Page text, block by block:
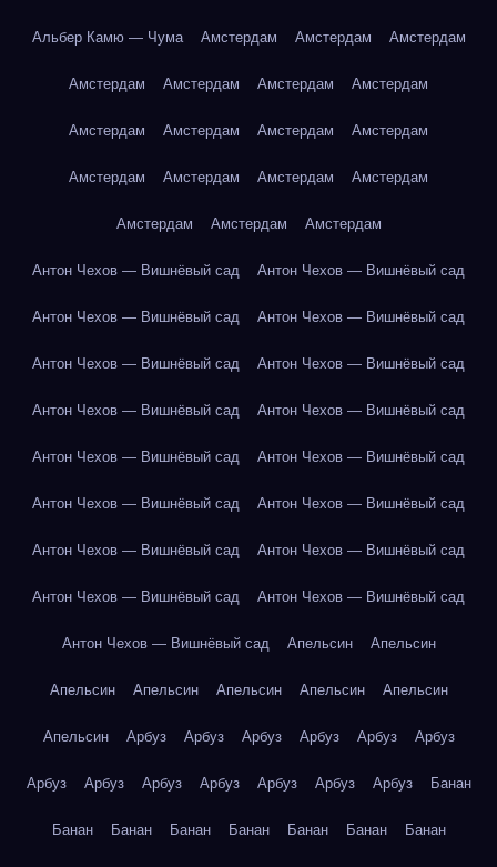
Альбер Камю — Чума Амстердам Амстердам Амстердам
Амстердам Амстердам Амстердам Амстердам
Амстердам Амстердам Амстердам Амстердам
Амстердам Амстердам Амстердам Амстердам
Амстердам Амстердам Амстердам
Антон Чехов — Вишнёвый сад Антон Чехов — Вишнёвый сад
Антон Чехов — Вишнёвый сад Антон Чехов — Вишнёвый сад
Антон Чехов — Вишнёвый сад Антон Чехов — Вишнёвый сад
Антон Чехов — Вишнёвый сад Антон Чехов — Вишнёвый сад
Антон Чехов — Вишнёвый сад Антон Чехов — Вишнёвый сад
Антон Чехов — Вишнёвый сад Антон Чехов — Вишнёвый сад
Антон Чехов — Вишнёвый сад Антон Чехов — Вишнёвый сад
Антон Чехов — Вишнёвый сад Антон Чехов — Вишнёвый сад
Антон Чехов — Вишнёвый сад Апельсин Апельсин
Апельсин Апельсин Апельсин Апельсин Апельсин
Апельсин Арбуз Арбуз Арбуз Арбуз Арбуз Арбуз
Арбуз Арбуз Арбуз Арбуз Арбуз Арбуз Арбуз Банан
Банан Банан Банан Банан Банан Банан Банан